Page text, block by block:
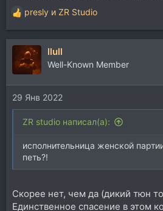
Р
е
а
и
и
:
presly и ZR Studio
llull
Well-Known Member
29 Янв 2022
ZR studio написал(а):
исполнительница женской
петь?!
Скорее нет, чем да (дикий тюн
Единственное спасение в этом